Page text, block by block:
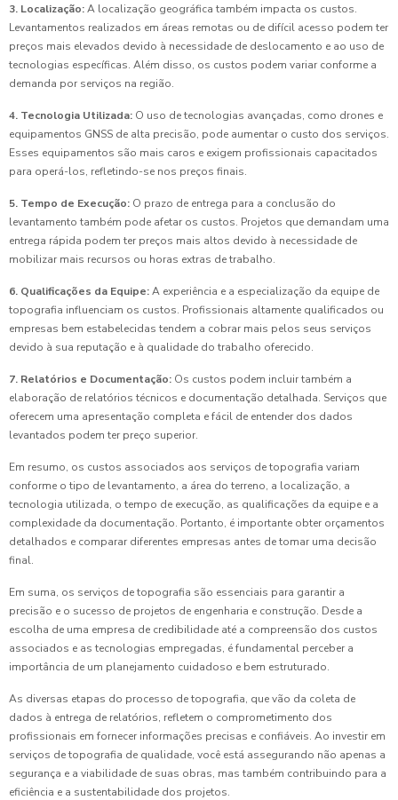
3. Localização:A localização geográfica também impacta os custos.
Levantamentos realizados em áreas remotas ou de difícil acesso podem ter
preços mais elevados devido à necessidade de deslocamento e ao uso de
tecnologias específicas. Além disso, os custos podem variar conforme a
demanda por serviços na região.
4. Tecnologia Utilizada: O uso de tecnologias avançadas, como drones e
equipamentos GNSS de alta precisão, pode aumentar o custo dos serviços.
Esses equipamentos são mais caros e exigem profissionais capacitados
para operá-los, refletindo-se nos preços finais.
5. Tempo de Execução: O prazo de entrega para a conclusão do
levantamento também pode afetar os custos. Projetos que demandam uma
entrega rápida podem ter preços mais altos devido à necessidade de
mobilizar mais recursos ou horas extras de trabalho.
6. Qualificações da Equipe:A experiência e a especialização da equipe de
topografia influenciam os custos. Profissionais altamente qualificados ou
empresas bem estabelecidas tendem a cobrar mais pelos seus serviços
devido à sua reputação e à qualidade do trabalho oferecido.
7. Relatórios e Documentação: Os custos podem incluir também a
elaboração de relatórios técnicos e documentação detalhada. Serviços que
oferecem uma apresentação completa e fácil de entender dos dados
levantados podem ter preço superior.
Em resumo, os custos associados aos serviços de topografia variam
conforme o tipo de levantamento, a área do terreno, a localização, a
tecnologia utilizada, o tempo de execução, as qualificações da equipe e a
complexidade da documentação. Portanto, é importante obter orçamentos
detalhados e comparar diferentes empresas antes de tomar uma decisão
final.
Em suma, os serviços de topografia são essenciais para garantir a
precisão e o sucesso de projetos de engenharia e construção. Desde a
escolha de uma empresa de credibilidade até a compreensão dos custos
associados e as tecnologias empregadas, é fundamental perceber a
importância de um planejamento cuidadoso e bem estruturado.
As diversas etapas do processo de topografia, que vão da coleta de
dados à entrega de relatórios, refletem o comprometimento dos
profissionais em fornecer informações precisas e confiáveis. Ao investir em
serviços de topografia de qualidade, você está assegurando não apenas a
segurança e a viabilidade de suas obras, mas também contribuindo para a
eficiência e a sustentabilidade dos projetos.